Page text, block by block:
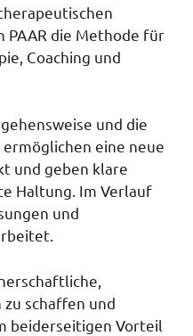
PAAR die Methode für
Coaching und
und die
eine neue
und geben klare
Haltung. Im Verlauf
und
schaffen und
beiderseitigen Vorteil